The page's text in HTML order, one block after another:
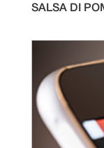
SALSA DI